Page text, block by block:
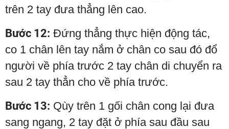
trên 2 tay đưa thẳng lên cao.
Bước 12: Đứng thẳng thực hiện động tác,
co 1 chân lên tay nắm ở chân co sau đó đổ
người về phía trước 2 tay chân di chuyển ra
sau 2 tay thẳn cho về phía trước.
Bước 13: Qùy trên 1 gối chân cong lại đưa
sang ngang, 2 tay đặt ở phía sau đầu sau